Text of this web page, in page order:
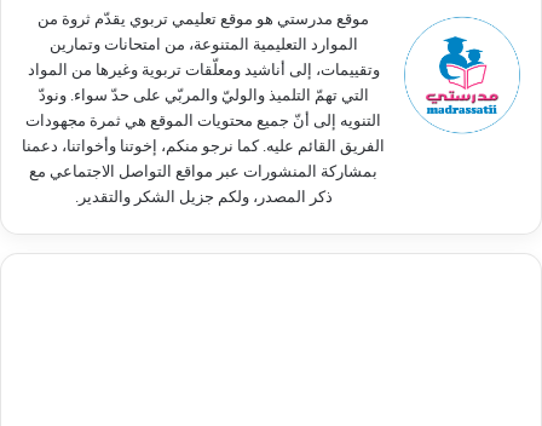
موقع مدرستي هو موقع تعليمي تربوي يقدّم ثروة من
الموارد التعليمية المتنوعة، من امتحانات وتمارين
وتقييمات، إلى أناشيد ومعلّقات تربوية وغيرها من المواد
التي تهمّ التلميذ والوليّ والمربّي على حدّ سواء. ونودّ
التنويه إلى أنّ جميع محتويات الموقع هي ثمرة مجهودات
الفريق القائم عليه. كما نرجو منكم، إخوتنا وأخواتنا، دعمنا
بمشاركة المنشورات عبر مواقع التواصل الاجتماعي مع
ذكر المصدر، ولكم جزيل الشكر والتقدير.